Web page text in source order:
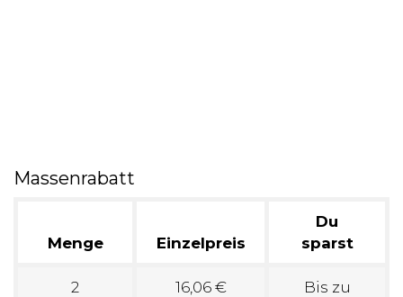
Massenrabatt
Menge Einzelpreis
Du
sparst
2 16,06 €
Bis zu